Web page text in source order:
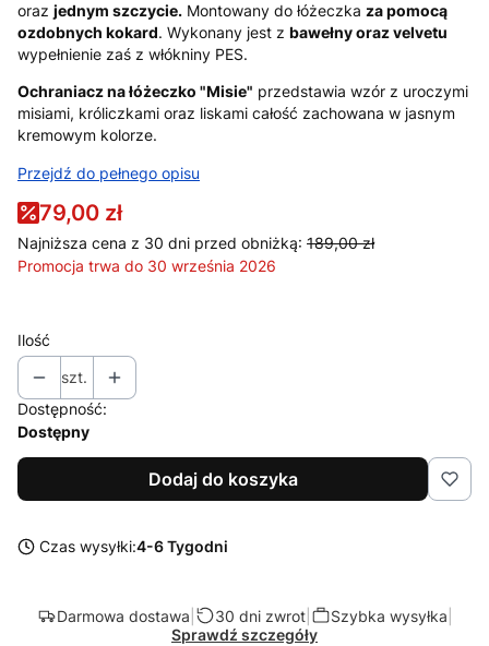
oraz jednym szczycie. Montowany do łóżeczka za pomocą
ozdobnych kokard. Wykonany jest z bawełny oraz velvetu
wypełnienie zaś z włókniny PES.
Ochraniacz na łóżeczko "Misie" przedstawia wzór z uroczymi
misiami, króliczkami oraz liskami całość zachowana w jasnym
kremowym kolorze.
Przejdź do pełnego opisu
79,00 zł
Najniższa cena z 30 dni przed obniżką: 189,00 zł
Promocja trwa do 30 września 2026
Ilość
szt.
Dostępność:
Dostępny
Dodaj do koszyka
Czas wysyłki:4-6 Tygodni
Darmowa dostawa 30 dni zwrot| Szybka wysyłka
Sprawdź szczegóły